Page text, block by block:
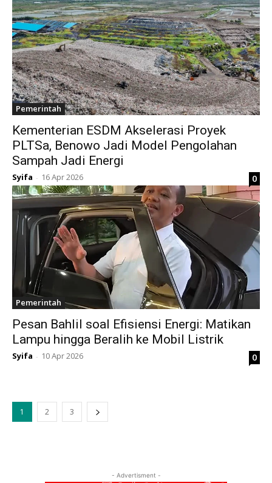
Pemerintah
Kementerian ESDM Akselerasi Proyek
PLTSa, Benowo Jadi Model Pengolahan
Sampah Jadi Energi
Syifa - 16 Apr 2026 0
Pemerintah
Pesan Bahlil soal Efisiensi Energi: Matikan
Lampu hingga Beralih ke Mobil Listrik
Syifa - 10 Apr 2026 0
1 2 3
- Advertisment -